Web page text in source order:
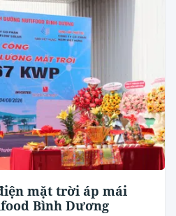
mặt trời áp mái
Bình Dương